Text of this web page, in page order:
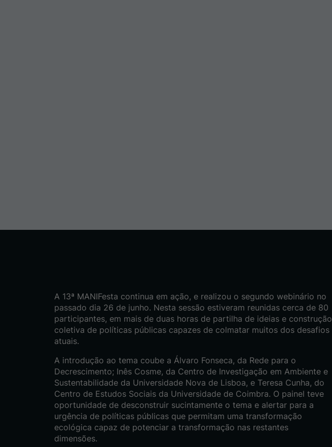
A 13ª MANIFesta continua em ação, e realizou o segundo webinário no
passado dia 26 de junho. Nesta sessão estiveram reunidas cerca de 80
participantes, em mais de duas horas de partilha de ideias e construção
coletiva de políticas públicas capazes de colmatar muitos dos desafios
atuais.
A introdução ao tema coube a Álvaro Fonseca, da Rede para o
Decrescimento; Inês Cosme, da Centro de Investigação em Ambiente e
Sustentabilidade da Universidade Nova de Lisboa, e Teresa Cunha, do
Centro de Estudos Sociais da Universidade de Coimbra. O painel teve
oportunidade de desconstruir sucintamente o tema e alertar para a
urgência de políticas públicas que permitam uma transformação
ecológica capaz de potenciar a transformação nas restantes
dimensões.